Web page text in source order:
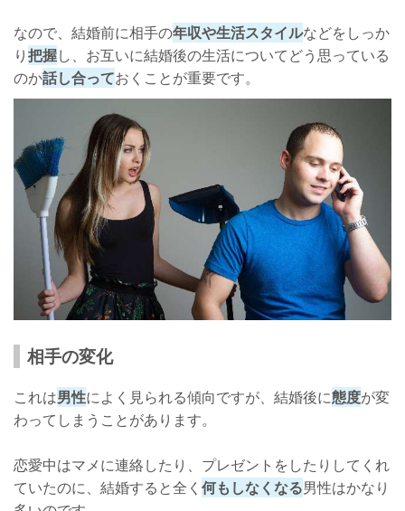
なので、結婚前に相手の年収や生活スタイルなどをしっか
り把握し、お互いに結婚後の生活についてどう思っている
のか話し合っておくことが重要です。
相手の変化
これは男性によく見られる傾向ですが、結婚後に態度が変
わってしまうことがあります。
恋愛中はマメに連絡したり、プレゼントをしたりしてくれ
ていたのに、結婚すると全く 何もしなくなる男性はかなり